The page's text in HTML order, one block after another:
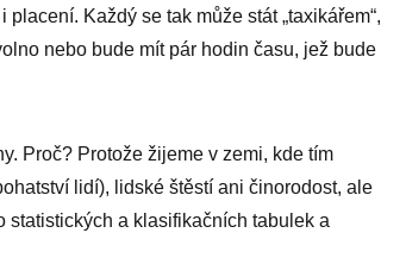
Každý se tak může stát „taxikářem“,
nebo bude mít pár hodin času, jež bude
Proč? Protože žijeme v zemi, kde tím
lidí), lidské štěstí ani činorodost, ale
statistických a klasifikačních tabulek a